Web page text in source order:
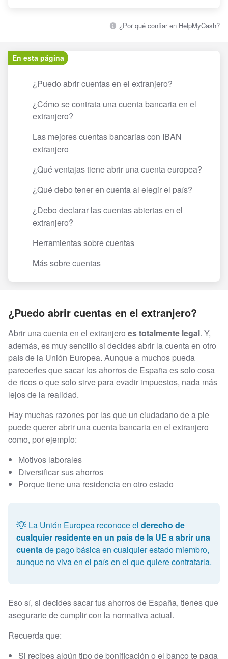
¿Por qué confiar en HelpMyCash?
En esta página
¿Puedo abrir cuentas en el extranjero?
¿Cómo se contrata una cuenta bancaria en el
extranjero?
Las mejores cuentas bancarias con IBAN
extranjero
¿Qué ventajas tiene abrir una cuenta europea?
¿Qué debo tener en cuenta al elegir el país?
¿Debo declarar las cuentas abiertas en el
extranjero?
Herramientas sobre cuentas
Más sobre cuentas
¿Puedo abrir cuentas en el extranjero?
Abrir una cuenta en el extranjero es totalmente legal. Y,
además, es muy sencillo si decides abrir la cuenta en otro
país de la Unión Europea. Aunque a muchos pueda
parecerles que sacar los ahorros de España es solo cosa
de ricos o que solo sirve para evadir impuestos, nada más
lejos de la realidad.
Hay muchas razones por las que un ciudadano de a pie
puede querer abrir una cuenta bancaria en el extranjero
como, por ejemplo:
Motivos laborales
Diversificar sus ahorros
Porque tiene una residencia en otro estado
La Unión Europea reconoce el derecho de
cualquier residente en un país de la UE a abrir una
cuentade pago básica en cualquier estado miembro,
aunque no viva en el país en el que quiere contratarla.
Eso sí, si decides sacar tus ahorros de España, tienes que
asegurarte de cumplir con la normativa actual.
Recuerda que:
Si recibes algún tipo de bonificación o el banco te paga